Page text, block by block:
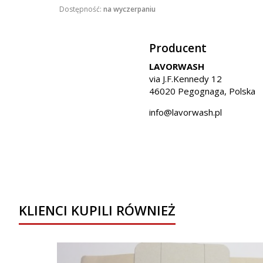
Dostępność:na wyczerpaniu
Producent
LAVORWASH
via J.F.Kennedy 12
46020 Pegognaga, Polska
info@lavorwash.pl
KLIENCI KUPILI RÓWNIEŻ